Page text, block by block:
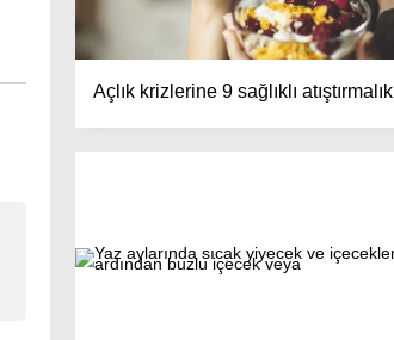
Açlık krizlerine 9 sağlıklı atıştırmalık